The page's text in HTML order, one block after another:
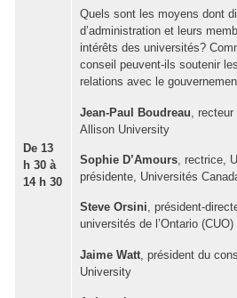
De 13
h 30 à
14 h 30
Quels sont les moyens dont
d’administration et leurs
intérêts des universités?
conseil peuvent-ils soutenir
relations avec le
Jean-Paul Boudreau ,
Allison University
Sophie D’Amours , rectrice,
présidente, Universités
Steve Orsini, président-
universités de l’Ontario (CUO)
Jaime Watt , président du
University